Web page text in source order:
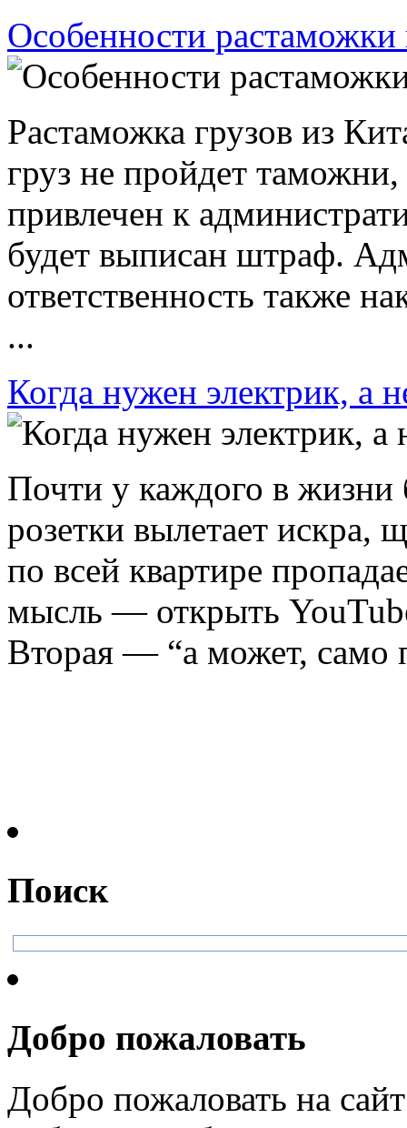
Особенности растаможки
Растаможка грузов из
груз не пройдет
привлечен к
будет выписан штраф.
ответственность также
...
Когда нужен электрик, а
Почти у каждого в жизни
розетки вылетает искра,
по всей квартире
мысль — открыть
Вторая — “а может, само
Поиск
Добро пожаловать
Добро пожаловать на